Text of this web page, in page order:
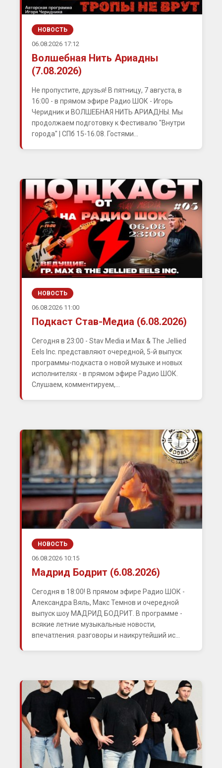
НОВОСТЬ
06.08.2026 17:12
Волшебная Нить Ариадны
(7.08.2026)
Не пропустите, друзья! В пятницу, 7 августа, в
16:00 - в прямом эфире Радио ШОК - Игорь
Черидник и ВОЛШЕБНАЯ НИТЬ АРИАДНЫ. Мы
продолжаем подготовку к Фестивалю "Внутри
города" | СПб 15-16.08. Гостями...
НОВОСТЬ
06.08.2026 11:00
Подкаст Став-Медиа (6.08.2026)
Сегодня в 23:00 - Stav Media и Max & The Jellied
Eels Inc. представляют очередной, 5-й выпуск
программы-подкаста о новой музыке и новых
исполнителях - в прямом эфире Радио ШОК.
Слушаем, комментируем,...
НОВОСТЬ
06.08.2026 10:15
Мадрид Бодрит (6.08.2026)
Сегодня в 18:00! В прямом эфире Радио ШОК -
Александра Вяль, Макс Темнов и очередной
выпуск шоу МАДРИД БОДРИТ. В программе -
всякие летние музыкальные новости,
впечатления. разговоры и наикрутейший ис...